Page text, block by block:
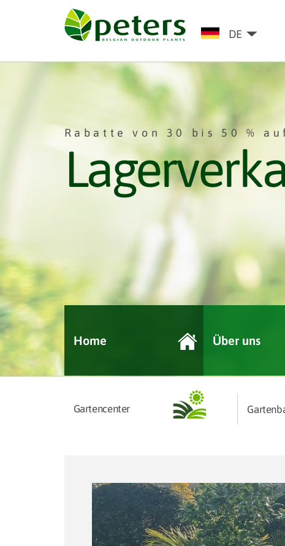
DE
Rabatte von 30 bis 50 %
Home Über uns
Gartencenter